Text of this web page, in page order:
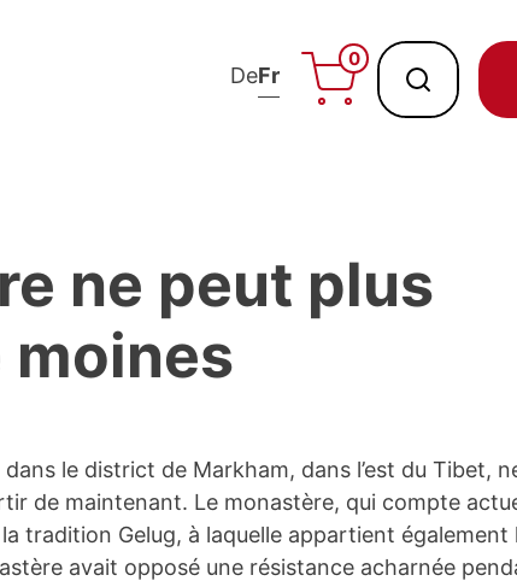
DeFr
0
ne peut plus
le district de Markham, dans l’est du Tibet,
de maintenant. Le monastère, qui compte
tradition Gelug, à laquelle appartient également
avait opposé une résistance acharnée